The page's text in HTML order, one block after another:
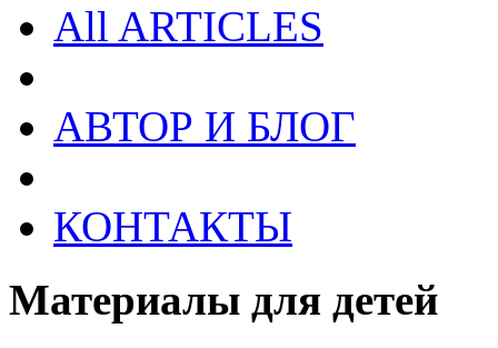
All ARTICLES
АВТОР И БЛОГ
КОНТАКТЫ
Материалы для детей